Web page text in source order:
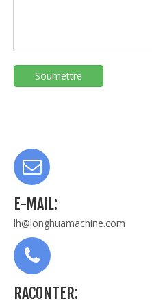
Soumettre
E-MAIL:
lh@longhuamachine.com
RACONTER: